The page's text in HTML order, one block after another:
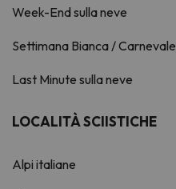
Week-End sulla neve
Settimana Bianca / Carnevale
Last Minute sulla neve
LOCALITÀ SCIISTICHE
Alpi italiane